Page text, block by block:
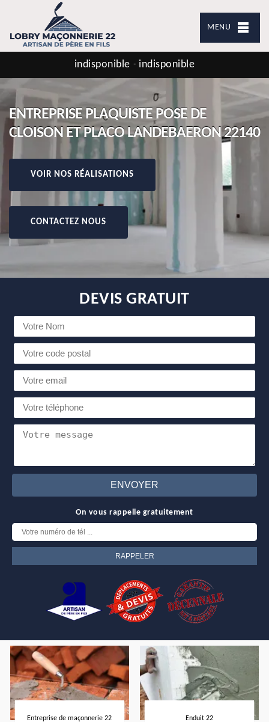
MENU
indisponible - indisponible
ENTREPRISE PLAQUISTE POSE DE
CLOISON ET PLACO LANDEBAERON 22140
VOIR NOS RÉALISATIONS
CONTACTEZ NOUS
DEVIS GRATUIT
On vous rappelle gratuitement
Entreprise de maçonnerie 22 Enduit 22